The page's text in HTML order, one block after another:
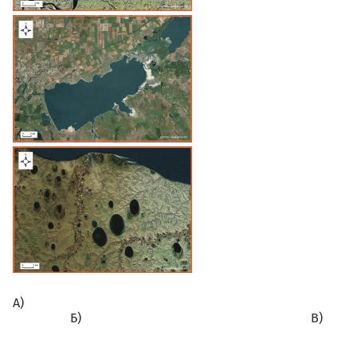
А)⠀⠀⠀⠀⠀⠀⠀⠀⠀⠀⠀⠀ ⠀ ⠀⠀⠀
⠀⠀⠀⠀⠀⠀Б)⠀⠀⠀⠀⠀⠀⠀⠀⠀⠀⠀⠀⠀⠀⠀⠀⠀⠀⠀⠀⠀⠀⠀⠀В)